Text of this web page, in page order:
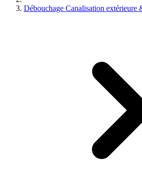
Débouchage Canalisation extérieure